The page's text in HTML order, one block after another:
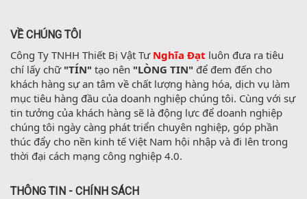
VỀ CHÚNG TÔI
Công Ty TNHH Thiết Bị Vật Tư Nghĩa Đạt luôn đưa ra tiêu
chí lấy chữ "TÍN" tạo nên "LÒNG TIN" để đem đến cho
khách hàng sự an tâm về chất lượng hàng hóa, dịch vụ làm
mục tiêu hàng đầu của doanh nghiệp chúng tôi. Cùng với sự
tin tưởng của khách hàng sẽ là động lực để doanh nghiệp
chúng tôi ngày càng phát triển chuyên nghiệp, góp phần
thúc đẩy cho nền kinh tế Việt Nam hội nhập và đi lên trong
thời đại cách mạng công nghiệp 4.0.
THÔNG TIN - CHÍNH SÁCH